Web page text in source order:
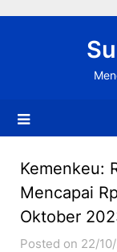
Kemenkeu:
Mencapai
Oktober
Posted on 22/